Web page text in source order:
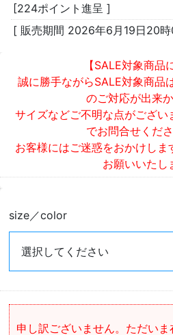
[224ポイント進呈 ]
[ 販売期間 2026年6月19日20時
【SALE対象商品
誠に勝手ながらSALE対象商品
のご対応が出来か
サイズなどご不明な点がござい
でお問合せくださ
お客様にはご迷惑をおかけしま
お願いいたし
size／color
申し訳ございません。ただいま